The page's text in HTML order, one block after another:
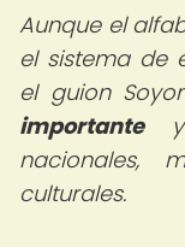
Aunque el
el sistema de
el guion
importantey
nacionales,
culturales.